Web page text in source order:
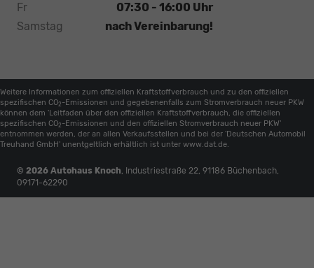
Fr
07:30 - 16:00 Uhr
Samstag
nach Vereinbarung!
Weitere Informationen zum offiziellen Kraftstoffverbrauch und zu den offiziellen
spezifischen CO2 -Emissionen und gegebenenfalls zum Stromverbrauch neuer PKW
können dem 'Leitfaden über den offiziellen Kraftstoffverbrauch, die offiziellen
spezifischen CO2 -Emissionen und den offiziellen Stromverbrauch neuer PKW'
entnommen werden, der an allen Verkaufsstellen und bei der 'Deutschen Automobil
Treuhand GmbH' unentgeltlich erhältlich ist unter www.dat.de.
© 2026 Autohaus Knoch, Industriestraße 22, 91186 Büchenbach,
09171-62290